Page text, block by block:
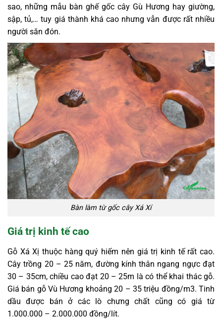
sao, những mẫu bàn ghế gốc cây Gù Hương hay giường,
sập, tủ,… tuy giá thành khá cao nhưng vẫn được rất nhiều
người săn đón.
Bàn làm từ gốc cây Xá Xí
Giá trị kinh tế cao
Gỗ Xá Xị thuộc hàng quý hiếm nên giá trị kinh tế rất cao.
Cây trồng 20 – 25 năm, đường kính thân ngang ngực đạt
30 – 35cm, chiều cao đạt 20 – 25m là có thể khai thác gỗ.
Giá bán gỗ Vù Hương khoảng 20 – 35 triệu đồng/m3. Tinh
dầu được bán ở các lò chưng chất cũng có giá từ
1.000.000 – 2.000.000 đồng/lít.